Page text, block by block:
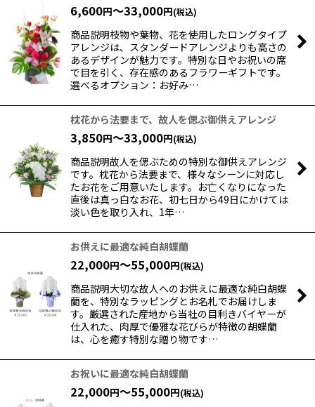
6,600円～33,000円(税込)
商品説明枝物や葉物、花を使用したロングタイプ
アレンジは、スタンダードアレンジよりも高さの
あるデザインが魅力です。特別な日やお祝いの席
で目を引く、存在感のあるフラワーギフトです。
選べるオプション：お好み…
枕花から法要まで、故人を偲ぶ御供えアレンジ
3,850円～33,000円(税込)
商品説明故人を偲ぶための特別な御供えアレンジ
です。枕花から法要まで、様々なシーンに対応し
たお花をご用意いたします。お亡くなりになった
直後は真っ白なお花、初七日から49日にかけては
淡い色を取り入れ、1年…
お供えに最適な純白胡蝶蘭
22,000円～55,000円(税込)
商品説明大切な故人へのお供えに最適な純白胡蝶
蘭を、特別なラッピングとお名札でお届けしま
す。厳選された産地から当社の目利きバイヤーが
仕入れた、肉厚で優雅な花びらが特徴の胡蝶蘭
は、心を癒す特別な贈り物です…
お祝いに最適な純白胡蝶蘭
22,000円～55,000円(税込)